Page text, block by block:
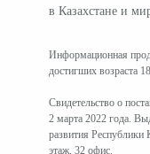
в Казахстане и
Информационная
достигших возраста
Свидетельство о
2 марта 2022 года.
развития Республики
этаж, 32 офис.